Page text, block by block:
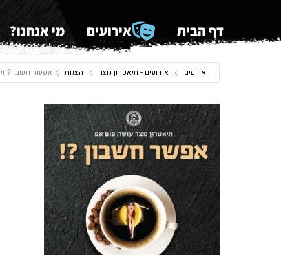
דף הבית אירועים מי אנחנו?
ארועים אירועים - תיאטרון נוצר הצגות אפשר חשבון?